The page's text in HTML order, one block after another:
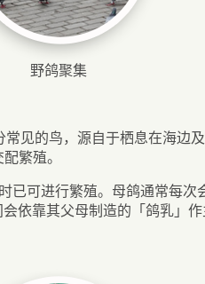
野鸽聚集
见的鸟，源自于栖息在海边
繁殖。
已可进行繁殖。母鸽通常每
依靠其父母制造的「鸽乳」作